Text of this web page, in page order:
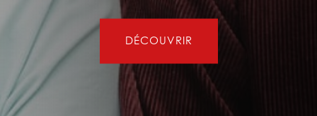
DÉCOUVRIR